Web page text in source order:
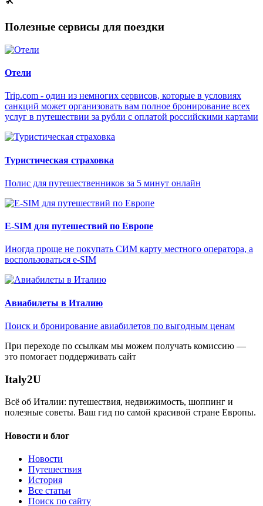
Полезные сервисы для поездки
Отели
Trip.com - один из немногих сервисов, которые в условиях
санкций может организовать вам полное бронирование всех
услуг в путешествии за рубли с оплатой российскими картами
Туристическая страховка
Полис для путешественников за 5 минут онлайн
E-SIM для путешествий по Европе
Иногда проще не покупать СИМ карту местного оператора, а
воспользоваться e-SIM
Авиабилеты в Италию
Поиск и бронирование авиабилетов по выгодным ценам
При переходе по ссылкам мы можем получать комиссию —
это помогает поддерживать сайт
Italy2U
Всё об Италии: путешествия, недвижимость, шоппинг и
полезные советы. Ваш гид по самой красивой стране Европы.
Новости и блог
Новости
Путешествия
История
Все статьи
Поиск по сайту